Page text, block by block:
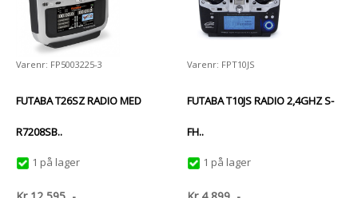
Varenr: FP5003225-3
FUTABA T26SZ RADIO MED
R7208SB..
1 på lager
Varenr: FPT10JS
FUTABA T10JS RADIO 2,4GHZ S-
FH..
1 på lager